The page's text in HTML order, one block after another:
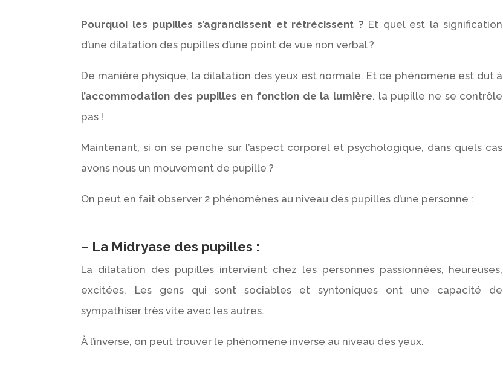
Pourquoi les pupilles s’agrandissent et rétrécissent ? Et quel est la signification
d’une dilatation des pupilles d’une point de vue non verbal ?
De manière physique, la dilatation des yeux est normale. Et ce phénomène est dut à
l’accommodation des pupilles en fonction de la lumière. la pupille ne se contrôle
pas !
Maintenant, si on se penche sur l’aspect corporel et psychologique, dans quels cas
avons nous un mouvement de pupille ?
On peut en fait observer 2 phénomènes au niveau des pupilles d’une personne :
– La Midryase des pupilles :
La dilatation des pupilles intervient chez les personnes passionnées, heureuses,
excitées. Les gens qui sont sociables et syntoniques ont une capacité de
sympathiser très vite avec les autres.
À l’inverse, on peut trouver le phénomène inverse au niveau des yeux.